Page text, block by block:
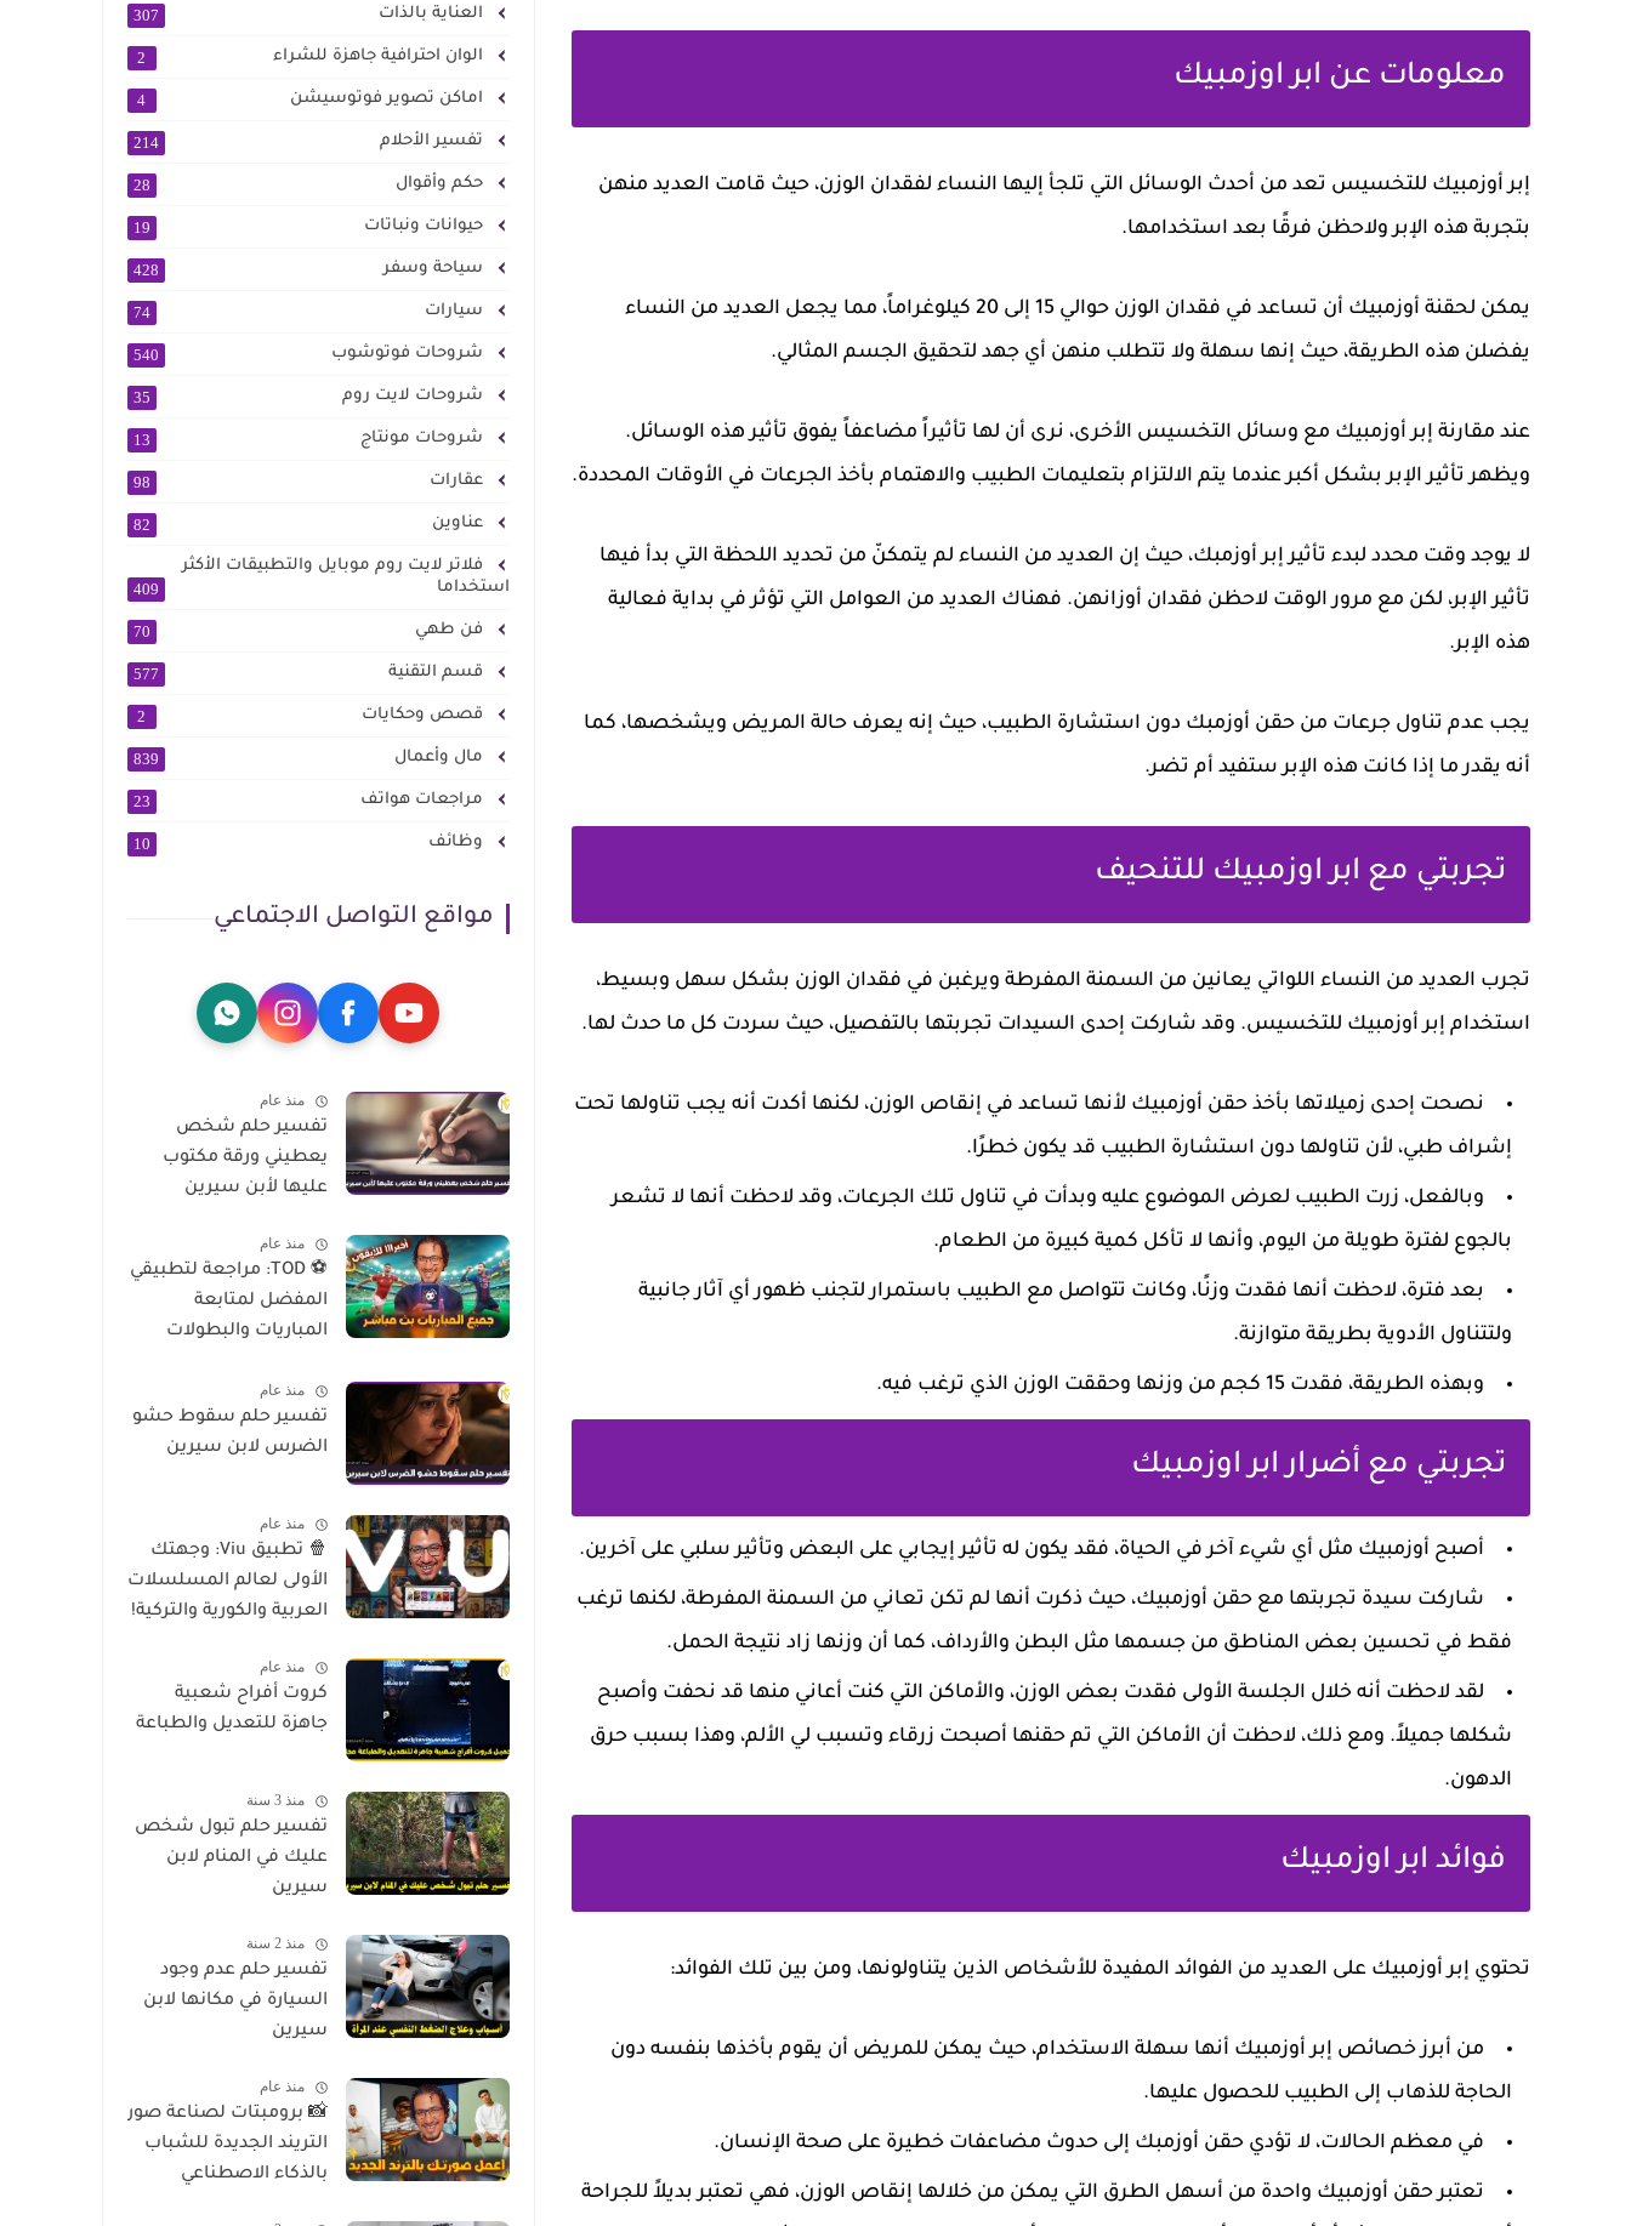
معلومات عن ابر اوزمبيك
إبر أوزمبيك للتخسيس تعد من أحدث الوسائل التي تلجأ إليها النساء لفقدان الوزن، حيث قامت العديد منهن
بتجربة هذه الإبر ولاحظن فرقًا بعد استخدامها.
يمكن لحقنة أوزمبيك أن تساعد في فقدان الوزن حوالي 15 إلى 20 كيلوغراماً، مما يجعل العديد من النساء
يفضلن هذه الطريقة، حيث إنها سهلة ولا تتطلب منهن أي جهد لتحقيق الجسم المثالي.
عند مقارنة إبر أوزمبيك مع وسائل التخسيس الأخرى، نرى أن لها تأثيراً مضاعفاً يفوق تأثير هذه الوسائل.
ويظهر تأثير الإبر بشكل أكبر عندما يتم الالتزام بتعليمات الطبيب والاهتمام بأخذ الجرعات في الأوقات المحددة.
لا يوجد وقت محدد لبدء تأثير إبر أوزمبك، حيث إن العديد من النساء لم يتمكنّ من تحديد اللحظة التي بدأ فيها
تأثير الإبر، لكن مع مرور الوقت لاحظن فقدان أوزانهن. فهناك العديد من العوامل التي تؤثر في بداية فعالية
هذه الإبر.
يجب عدم تناول جرعات من حقن أوزمبك دون استشارة الطبيب، حيث إنه يعرف حالة المريض ويشخصها، كما
أنه يقدر ما إذا كانت هذه الإبر ستفيد أم تضر.
تجربتي مع ابر اوزمبيك للتنحيف
تجرب العديد من النساء اللواتي يعانين من السمنة المفرطة ويرغبن في فقدان الوزن بشكل سهل وبسيط،
استخدام إبر أوزمبيك للتخسيس. وقد شاركت إحدى السيدات تجربتها بالتفصيل، حيث سردت كل ما حدث لها.
نصحت إحدى زميلاتها بأخذ حقن أوزمبيك لأنها تساعد في إنقاص الوزن، لكنها أكدت أنه يجب تناولها تحت
إشراف طبي، لأن تناولها دون استشارة الطبيب قد يكون خطرًا.
وبالفعل، زرت الطبيب لعرض الموضوع عليه وبدأت في تناول تلك الجرعات، وقد لاحظت أنها لا تشعر
بالجوع لفترة طويلة من اليوم، وأنها لا تأكل كمية كبيرة من الطعام.
بعد فترة، لاحظت أنها فقدت وزنًا، وكانت تتواصل مع الطبيب باستمرار لتجنب ظهور أي آثار جانبية
ولتتناول الأدوية بطريقة متوازنة.
وبهذه الطريقة، فقدت 15 كجم من وزنها وحققت الوزن الذي ترغب فيه.
تجربتي مع أضرار ابر اوزمبيك
أصبح أوزمبيك مثل أي شيء آخر في الحياة، فقد يكون له تأثير إيجابي على البعض وتأثير سلبي على آخرين.
شاركت سيدة تجربتها مع حقن أوزمبيك، حيث ذكرت أنها لم تكن تعاني من السمنة المفرطة، لكنها ترغب
فقط في تحسين بعض المناطق من جسمها مثل البطن والأرداف، كما أن وزنها زاد نتيجة الحمل.
لقد لاحظت أنه خلال الجلسة الأولى فقدت بعض الوزن، والأماكن التي كنت أعاني منها قد نحفت وأصبح
شكلها جميلاً. ومع ذلك، لاحظت أن الأماكن التي تم حقنها أصبحت زرقاء وتسبب لي الألم، وهذا بسبب حرق
الدهون.
فوائد ابر اوزمبيك
تحتوي إبر أوزمبيك على العديد من الفوائد المفيدة للأشخاص الذين يتناولونها، ومن بين تلك الفوائد:
من أبرز خصائص إبر أوزمبيك أنها سهلة الاستخدام، حيث يمكن للمريض أن يقوم بأخذها بنفسه دون
الحاجة للذهاب إلى الطبيب للحصول عليها.
في معظم الحالات، لا تؤدي حقن أوزمبك إلى حدوث مضاعفات خطيرة على صحة الإنسان.
تعتبر حقن أوزمبيك واحدة من أسهل الطرق التي يمكن من خلالها إنقاص الوزن، فهي تعتبر بديلاً للجراحة
العناية بالذات 307
الوان احترافية جاهزة للشراء 2
اماكن تصوير فوتوسيشن 4
تفسير الأحلام 214
حكم وأقوال 28
حيوانات ونباتات 19
سياحة وسفر 428
سيارات 74
شروحات فوتوشوب 540
شروحات لايت روم 35
شروحات مونتاج 13
عقارات 98
عناوين 82
فلاتر لايت روم موبايل والتطبيقات الأكثر
استخداما
409
فن طهي 70
قسم التقنية 577
قصص وحكايات 2
مال وأعمال 839
مراجعات هواتف 23
وظائف 10
مواقع التواصل الاجتماعي
منذ عام
تفسير حلم شخص
يعطيني ورقة مكتوب
عليها لأبن سيرين
منذ عام
⚽ TOD: مراجعة لتطبيقي
المفضل لمتابعة
المباريات والبطولات
منذ عام
تفسير حلم سقوط حشو
الضرس لابن سيرين
منذ عام
🍿 تطبيق Viu: وجهتك
الأولى لعالم المسلسلات
العربية والكورية والتركية!
منذ عام
كروت أفراح شعبية
جاهزة للتعديل والطباعة
منذ 3 سنة
تفسير حلم تبول شخص
عليك في المنام لابن
سيرين
منذ 2 سنة
تفسير حلم عدم وجود
السيارة في مكانها لابن
سيرين
منذ عام
📸 برومبتات لصناعة صور
التريند الجديدة للشباب
بالذكاء الاصطناعي